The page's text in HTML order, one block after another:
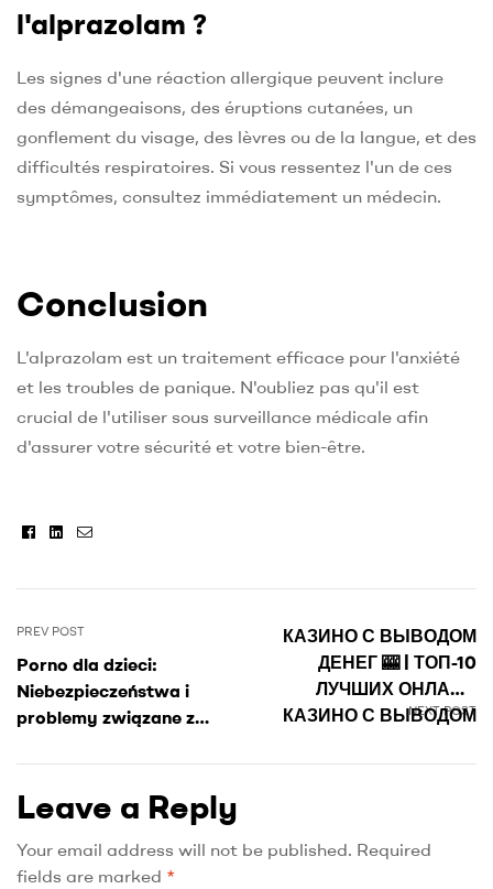
l'alprazolam ?
Les signes d'une réaction allergique peuvent inclure
des démangeaisons, des éruptions cutanées, un
gonflement du visage, des lèvres ou de la langue, et des
difficultés respiratoires. Si vous ressentez l'un de ces
symptômes, consultez immédiatement un médecin.
Conclusion
L'alprazolam est un traitement efficace pour l'anxiété
et les troubles de panique. N'oubliez pas qu'il est
crucial de l'utiliser sous surveillance médicale afin
d'assurer votre sécurité et votre bien-être.
Facebook
Linkedin
Email
navigation
PREV POST
Porno dla dzieci:
Niebezpieczeństwa i
problemy związane z
polskim Internecie
NEXT POST
КАЗИНО С ВЫВОДОМ
ДЕНЕГ 🎰 | ТОП-10
ЛУЧШИХ ОНЛАЙН
КАЗИНО С ВЫВОДОМ
Leave a Reply
Your email address will not be published. Required
fields are marked *